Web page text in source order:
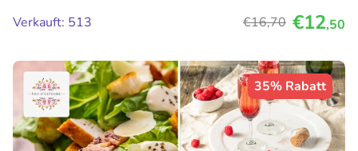
Verkauft: 513
€16,70 €12,50
35% Rabatt